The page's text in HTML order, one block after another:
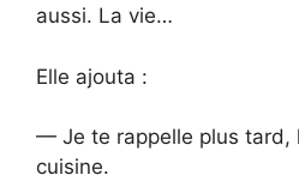
aussi. La vie…
Elle ajouta :
— Je te rappelle plus tard,
cuisine.